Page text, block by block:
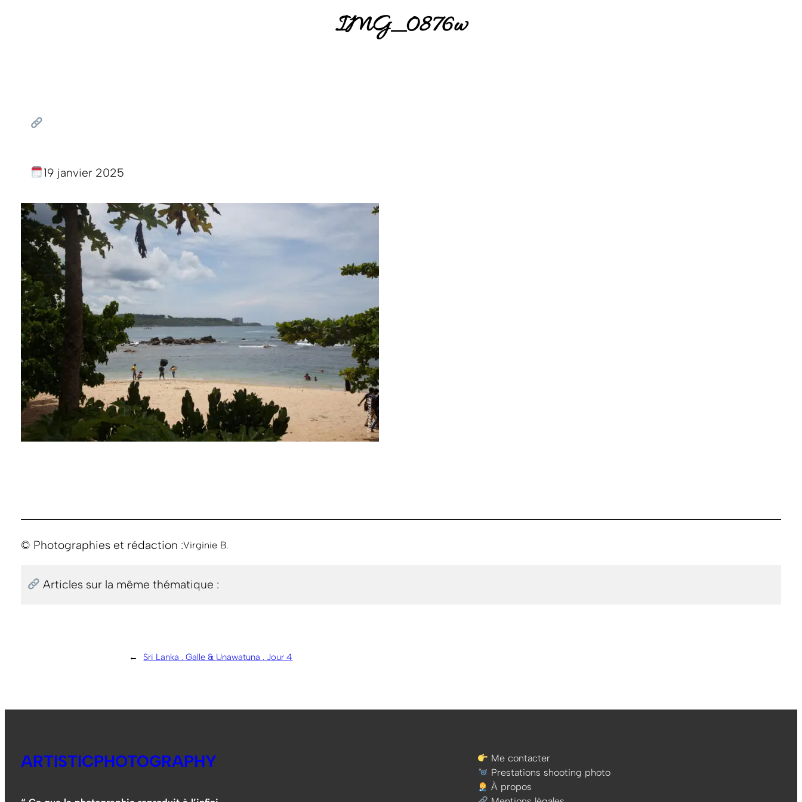
IMG_0876w
19 janvier 2025
© Photographies et rédaction :Virginie B.
Articles sur la même thématique :
← Sri Lanka . Galle & Unawatuna . Jour 4
ARTISTICPHOTOGRAPHY
Me contacter
Prestations shooting photo
À propos